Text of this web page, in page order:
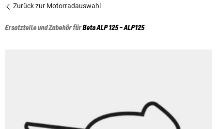
Zurück zur Motorradauswahl
Ersatzteile und Zubehör fürBetaALP 125 - ALP125